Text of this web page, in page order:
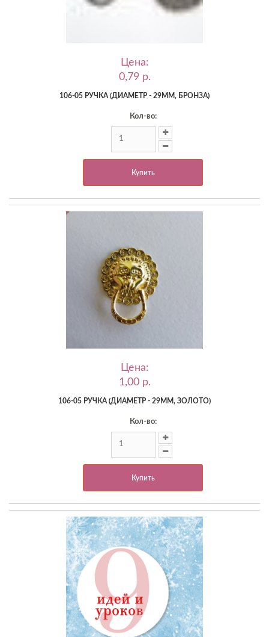
Цена:
0,79 p.
106-05 РУЧКА (ДИАМЕТР - 29ММ, БРОНЗА)
Кол-во:
Купить
Цена:
1,00 p.
106-05 РУЧКА (ДИАМЕТР - 29ММ, ЗОЛОТО)
Кол-во:
Купить